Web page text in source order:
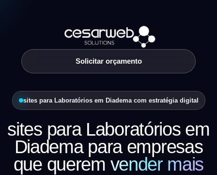
Solicitar orçamento
sites para Laboratórios em Diadema com estratégia digital
sites para Laboratórios em
Diadema para empresas
que querem vender mais